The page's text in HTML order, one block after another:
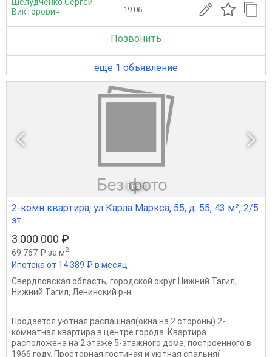
Викторович
19.06
Позвонить
ещё 1 объявление
1 из 1
2-комн квартира, ул Карла Маркса, 55, д. 55, 43 м², 2/5
эт.
3 000 000 ₽
69 767 ₽ за м2
Ипотека от 14 389 ₽ в месяц
Свердловская область, городской округ Нижний Тагил,
Нижний Тагил, Ленинский р-н
Продается уютная распашная(окна на 2 стороны) 2-
комнатная квартира в центре города. Квартира
расположена на 2 этаже 5-этажного дома, построенного в
1966 году. Просторная гостиная и уютная спальня(